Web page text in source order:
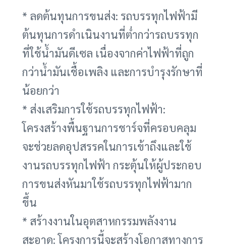
* ลดต้นทุนการขนส่ง: รถบรรทุกไฟฟ้ามี
ต้นทุนการดำเนินงานที่ต่ำกว่ารถบรรทุก
ที่ใช้น้ำมันดีเซล เนื่องจากค่าไฟฟ้าที่ถูก
กว่าน้ำมันเชื้อเพลิง และการบำรุงรักษาที่
น้อยกว่า
* ส่งเสริมการใช้รถบรรทุกไฟฟ้า:
โครงสร้างพื้นฐานการชาร์จที่ครอบคลุม
จะช่วยลดอุปสรรคในการเข้าถึงและใช้
งานรถบรรทุกไฟฟ้า กระตุ้นให้ผู้ประกอบ
การขนส่งหันมาใช้รถบรรทุกไฟฟ้ามาก
ขึ้น
* สร้างงานในอุตสาหกรรมพลังงาน
สะอาด: โครงการนี้จะสร้างโอกาสทางการ